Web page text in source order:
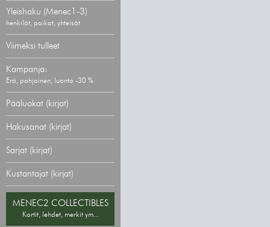
Yleishaku (Menec1-3)
henkilöt, paikat, yhteisöt
Viimeksi tulleet
Kampanja:
Erä, pohjoinen, luonto -30 %
Pääluokat (kirjat)
Hakusanat (kirjat)
Sarjat (kirjat)
Kustantajat (kirjat)
MENEC2 COLLECTIBLES
Kortit, lehdet, merkit ym...